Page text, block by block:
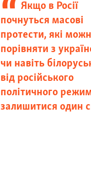
Якщо в Росії
почнуться масові
протести, які
порівняти з
чи навіть
від російського
політичного
залишитися один